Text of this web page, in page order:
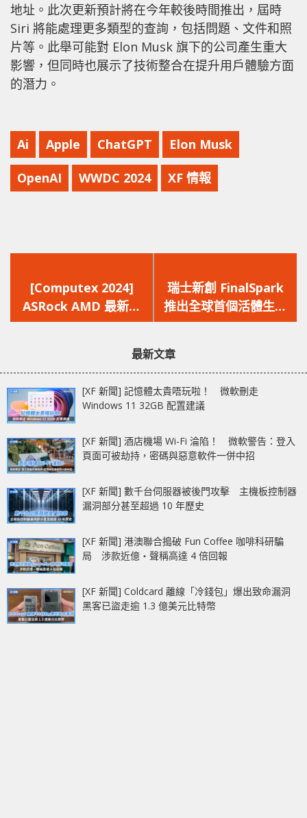
地址。此次更新預計將在今年較後時間推出，屆時
Siri 將能處理更多類型的查詢，包括問題、文件和照
片等。此舉可能對 Elon Musk 旗下的公司產生重大
影響，但同時也展示了技術整合在提升用戶體驗方面
的潛力。
Ai Apple ChatGPT Elon Musk
OpenAI WWDC 2024 XF 情報
一
篇
文
[Computex 2024]
ASRock AMD 最新主
機板篇 X870 系列晶片
一
篇
文
瑞士新創 FinalSpark
推出全球首個活體生物
處理器
最新文章
[XF 新聞] 記憶體太貴唔玩啦！ 微軟刪走
Windows 11 32GB 配置建議
[XF 新聞] 酒店機場 Wi-Fi 淪陷！ 微軟警告：登入
頁面可被劫持，密碼與惡意軟件一併中招
[XF 新聞] 數千台伺服器被後門攻擊 主機板控制器
漏洞部分甚至超過 10 年歷史
[XF 新聞] 港澳聯合搗破 Fun Coffee 咖啡科研騙
局 涉款近億‧聲稱高達 4 倍回報
[XF 新聞] Coldcard 離線「冷錢包」爆出致命漏洞
黑客已盜走逾 1.3 億美元比特幣